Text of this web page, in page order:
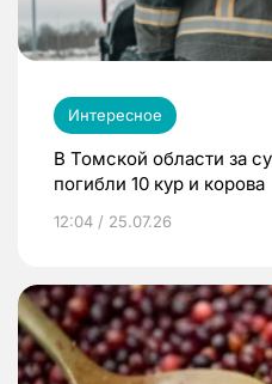
Интересное
В Томской области за
погибли 10 кур и корова
12:04 / 25.07.26